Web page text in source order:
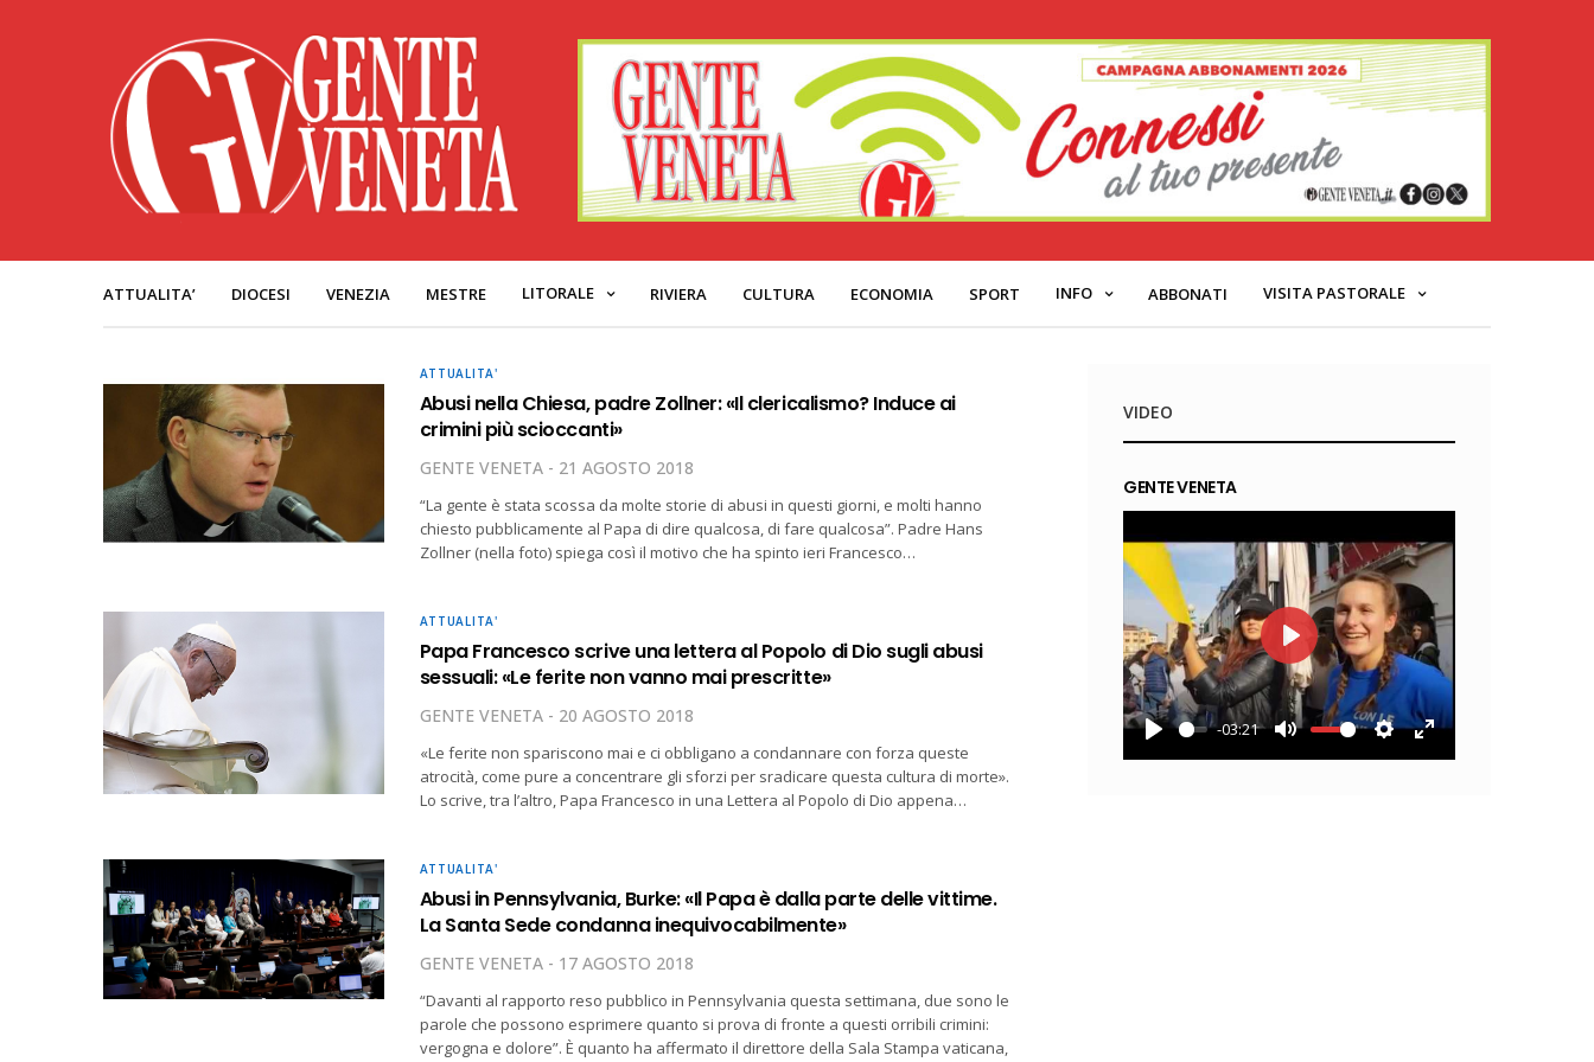
ATTUALITA’ DIOCESI VENEZIA MESTRE LITORALE RIVIERA CULTURA ECONOMIA SPORT INFO ABBONATI VISITA PASTORALE
ATTUALITA'
Abusi nella Chiesa, padre Zollner: «Il clericalismo? Induce ai
crimini più scioccanti»
GENTE VENETA 21 AGOSTO 2018
“La gente è stata scossa da molte storie di abusi in questi giorni, e molti hanno
chiesto pubblicamente al Papa di dire qualcosa, di fare qualcosa”. Padre Hans
Zollner (nella foto) spiega così il motivo che ha spinto ieri Francesco…
ATTUALITA'
Papa Francesco scrive una lettera al Popolo di Dio sugli abusi
sessuali: «Le ferite non vanno mai prescritte»
GENTE VENETA 20 AGOSTO 2018
«Le ferite non spariscono mai e ci obbligano a condannare con forza queste
atrocità, come pure a concentrare gli sforzi per sradicare questa cultura di morte».
Lo scrive, tra l’altro, Papa Francesco in una Lettera al Popolo di Dio appena…
ATTUALITA'
Abusi in Pennsylvania, Burke: «Il Papa è dalla parte delle vittime.
La Santa Sede condanna inequivocabilmente»
GENTE VENETA 17 AGOSTO 2018
“Davanti al rapporto reso pubblico in Pennsylvania questa settimana, due sono le
parole che possono esprimere quanto si prova di fronte a questi orribili crimini:
vergogna e dolore”. È quanto ha affermato il direttore della Sala Stampa vaticana,
VIDEO
GENTE VENETA
-03:21
Play